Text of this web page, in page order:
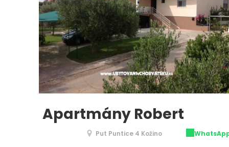
Apartmány Robert
Put Puntice 4 Kožino